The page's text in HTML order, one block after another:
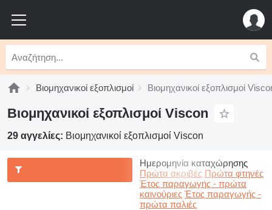
Βιομηχανικοί εξοπλισμοί Βιομηχανικοί εξοπλισμοί
Βιομηχανικοί εξοπλισμοί Viscon
29 αγγελίες: Βιομηχανικοί εξοπλισμοί Viscon
Ημερομηνία καταχώρησης
Πρώτα ακριβές Πρώτα φτηνές
Έτος παραγωγής - πρώτα
καινούριες Έτος παραγωγής -
πρώτα παλιές